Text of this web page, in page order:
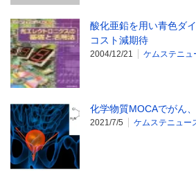
酸化亜鉛を用い青色
コスト減期待
2004/12/21 ケムステニュ
化学物質MOCAでがん
2021/7/5 ケムステニュー